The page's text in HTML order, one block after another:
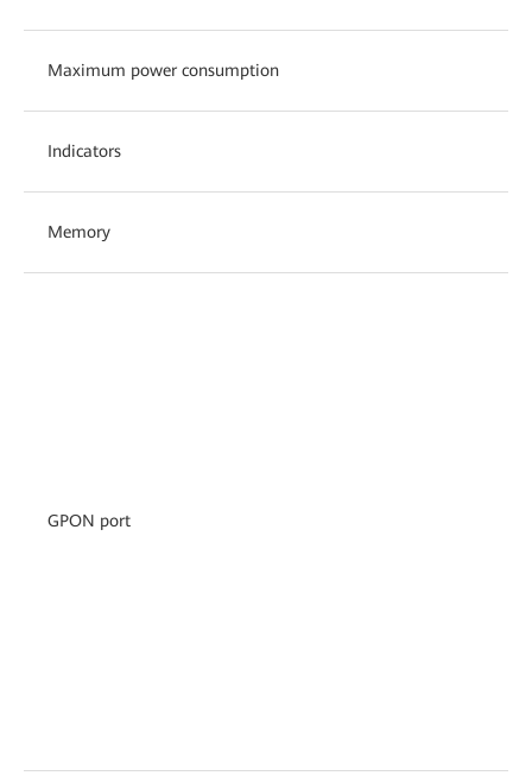
Maximum power consumption
Indicators
Memory
GPON port